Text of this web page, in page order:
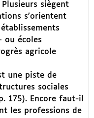
siègent
s’orientent
ou écoles
agricole
une piste de
sociales
175). Encore faut-il
les professions de